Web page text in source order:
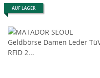
AUF LAGER